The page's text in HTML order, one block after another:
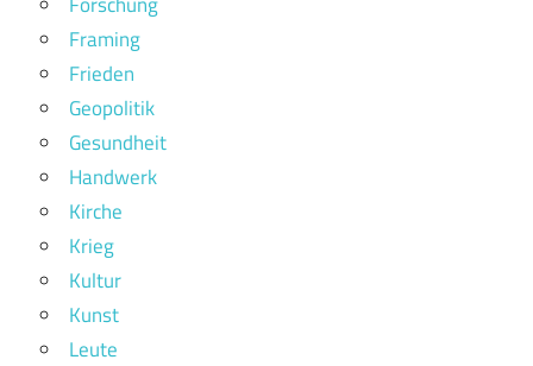
Framing
Frieden
Geopolitik
Gesundheit
Handwerk
Kirche
Krieg
Kultur
Kunst
Leute